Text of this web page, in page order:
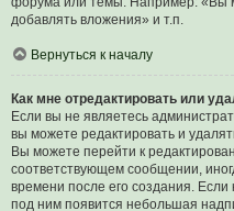
добавлять вложения» и т.п.
Вернуться к началу
Как мне отредактировать или
Если вы не являетесь
вы можете редактировать и
Вы можете перейти к
соответствующем сообщении,
времени после его создания.
под ним появится небольшая